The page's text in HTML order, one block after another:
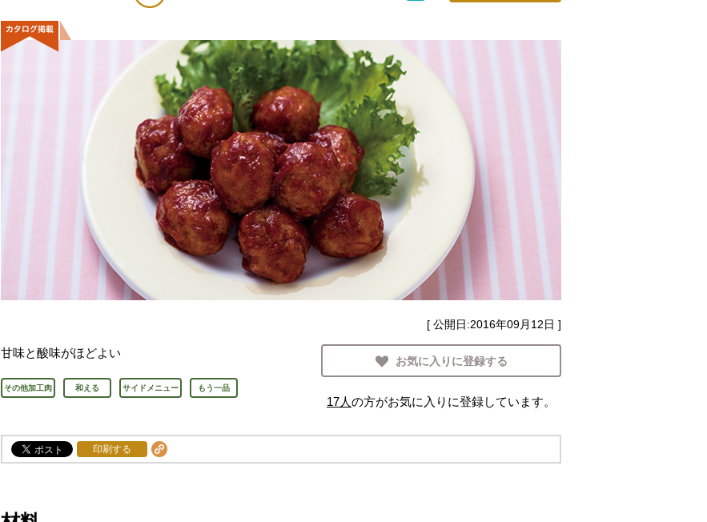
[ 公開日:2016年09月12日 ]
甘味と酸味がほどよい
その他加工肉 和える サイドメニュー もう一品
お気に入りに登録する
17人の方がお気に入りに登録しています。
印刷する